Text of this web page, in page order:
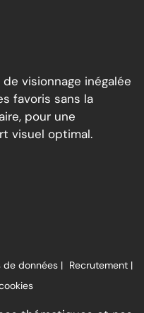
visionnage inégalée
favoris sans la
pour une
visuel optimal.
de données | Recrutement |